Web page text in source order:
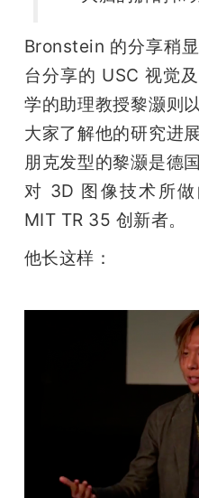
Bronstein 的分享稍
台分享的 USC 视觉
学的助理教授黎灏则
大家了解他的研究进
朋克发型的黎灏是德
对 3D 图像技术所
MIT TR 35 创新者。
他长这样：